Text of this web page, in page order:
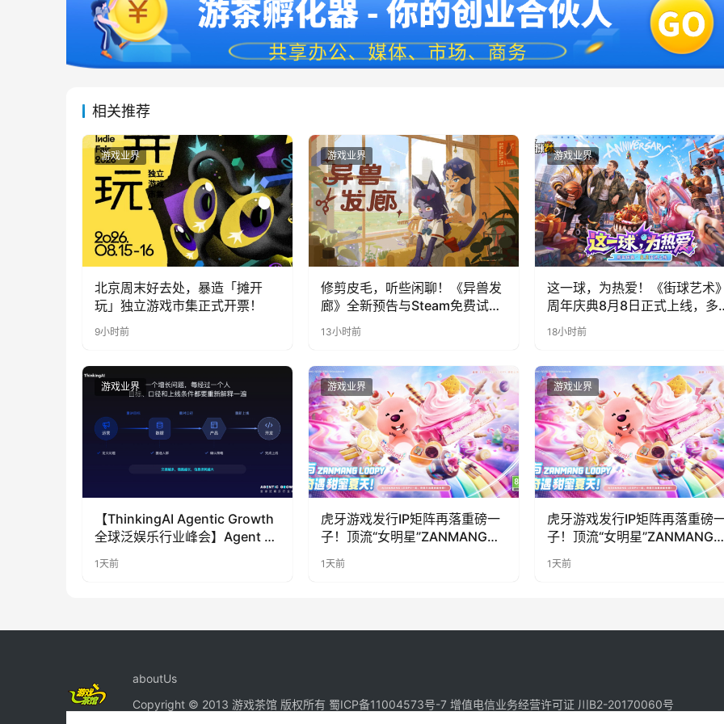
相关推荐
游戏业界
北京周末好去处，暴造「摊开
玩」独立游戏市集正式开票！
9小时前
游戏业界
修剪皮毛，听些闲聊！《异兽发
廊》全新预告与Steam免费试玩
公开
13小时前
游戏业界
这一球，为热爱！《街球艺术
周年庆典8月8日正式上线，多
福利与全新内容同步开启
18小时前
游戏业界
【ThinkingAI Agentic Growth
全球泛娱乐行业峰会】Agent 时
1天前
游戏业界
虎牙游戏发行IP矩阵再落重磅一
子！顶流“女明星”ZANMANG
奇遇》惊喜曝光
1天前
游戏业界
虎牙游戏发行IP矩阵再落重磅
子！顶流“女明星”ZANMANG
奇遇》惊喜曝光
1天前
aboutUs
Copyright © 2013 游戏茶馆 版权所有 蜀ICP备11004573号-7 增值电信业务经营许可证 川B2-20170060号